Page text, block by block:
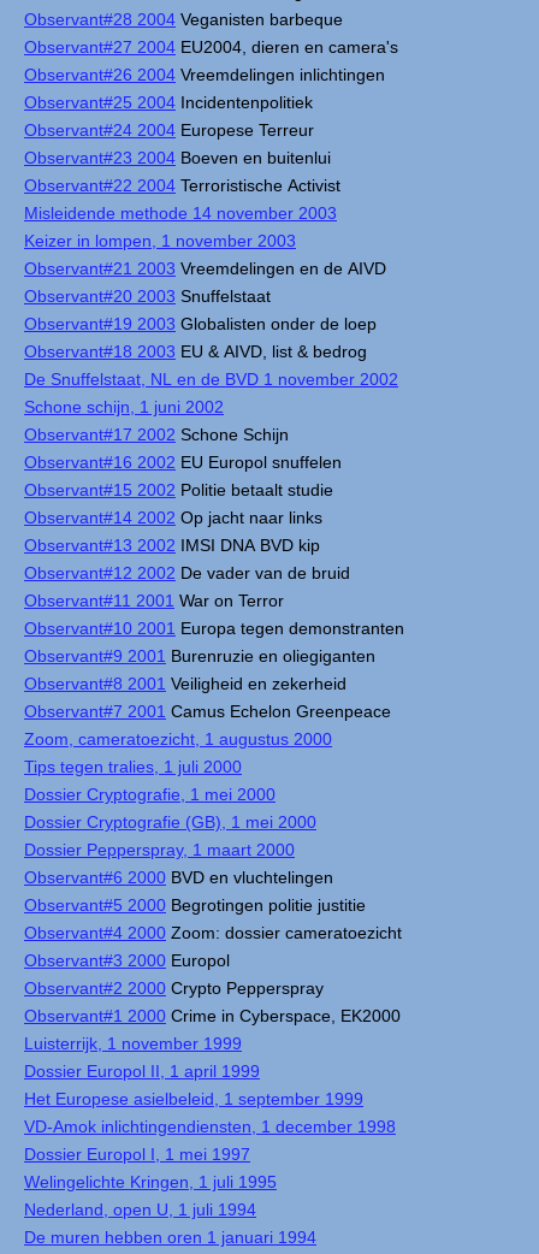
Observant#28 2004 Veganisten barbeque
Observant#27 2004 EU2004, dieren en camera's
Observant#26 2004 Vreemdelingen inlichtingen
Observant#25 2004 Incidentenpolitiek
Observant#24 2004 Europese Terreur
Observant#23 2004 Boeven en buitenlui
Observant#22 2004 Terroristische Activist
Misleidende methode 14 november 2003
Keizer in lompen, 1 november 2003
Observant#21 2003 Vreemdelingen en de AIVD
Observant#20 2003 Snuffelstaat
Observant#19 2003 Globalisten onder de loep
Observant#18 2003 EU & AIVD, list & bedrog
De Snuffelstaat, NL en de BVD 1 november 2002
Schone schijn, 1 juni 2002
Observant#17 2002 Schone Schijn
Observant#16 2002 EU Europol snuffelen
Observant#15 2002 Politie betaalt studie
Observant#14 2002 Op jacht naar links
Observant#13 2002 IMSI DNA BVD kip
Observant#12 2002 De vader van de bruid
Observant#11 2001 War on Terror
Observant#10 2001 Europa tegen demonstranten
Observant#9 2001 Burenruzie en oliegiganten
Observant#8 2001 Veiligheid en zekerheid
Observant#7 2001 Camus Echelon Greenpeace
Zoom, cameratoezicht, 1 augustus 2000
Tips tegen tralies, 1 juli 2000
Dossier Cryptografie, 1 mei 2000
Dossier Cryptografie (GB), 1 mei 2000
Dossier Pepperspray, 1 maart 2000
Observant#6 2000 BVD en vluchtelingen
Observant#5 2000 Begrotingen politie justitie
Observant#4 2000 Zoom: dossier cameratoezicht
Observant#3 2000 Europol
Observant#2 2000 Crypto Pepperspray
Observant#1 2000 Crime in Cyberspace, EK2000
Luisterrijk, 1 november 1999
Dossier Europol II, 1 april 1999
Het Europese asielbeleid, 1 september 1999
VD-Amok inlichtingendiensten, 1 december 1998
Dossier Europol I, 1 mei 1997
Welingelichte Kringen, 1 juli 1995
Nederland, open U, 1 juli 1994
De muren hebben oren 1 januari 1994